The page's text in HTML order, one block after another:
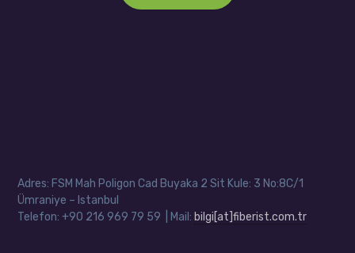
Adres: FSM Mah Poligon Cad Buyaka 2 Sit Kule: 3 No:8C/1
Ümraniye – Istanbul
Telefon: +90 216 969 79 59 | Mail: bilgi[at]fiberist.com.tr